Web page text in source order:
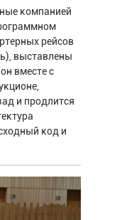
компанией
рейсов
выставлены
вместе с
и продлится
код и